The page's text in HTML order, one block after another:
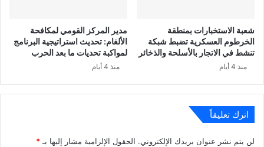
شعبة الاستخبارات بمنطقة
الخرطوم العسكرية تضبط شبكة
تنشط في الاتجار بالأسلحة والذخائر
منذ 4 أيام
مدير المركز القومي لمكافحة
الألغام: تحديث استراتيجية البرنامج
لمواكبة تحديات ما بعد الحرب
منذ 4 أيام
اترك تعليقاً
لن يتم نشر عنوان بريدك الإلكتروني. الحقول الإلزامية مشار إليها بـ*